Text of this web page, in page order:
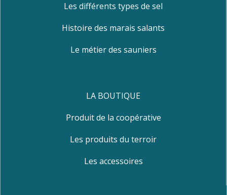
Les différents types de sel
Histoire des marais salants
Le métier des sauniers
LA BOUTIQUE
Produit de la coopérative
Les produits du terroir
Les accessoires